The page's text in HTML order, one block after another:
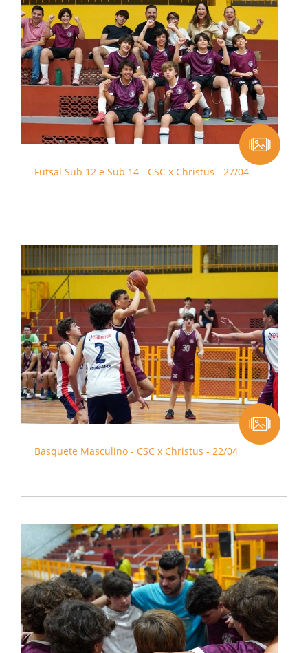
Futsal Sub 12 e Sub 14 - CSC x Christus - 27/04
Basquete Masculino - CSC x Christus - 22/04